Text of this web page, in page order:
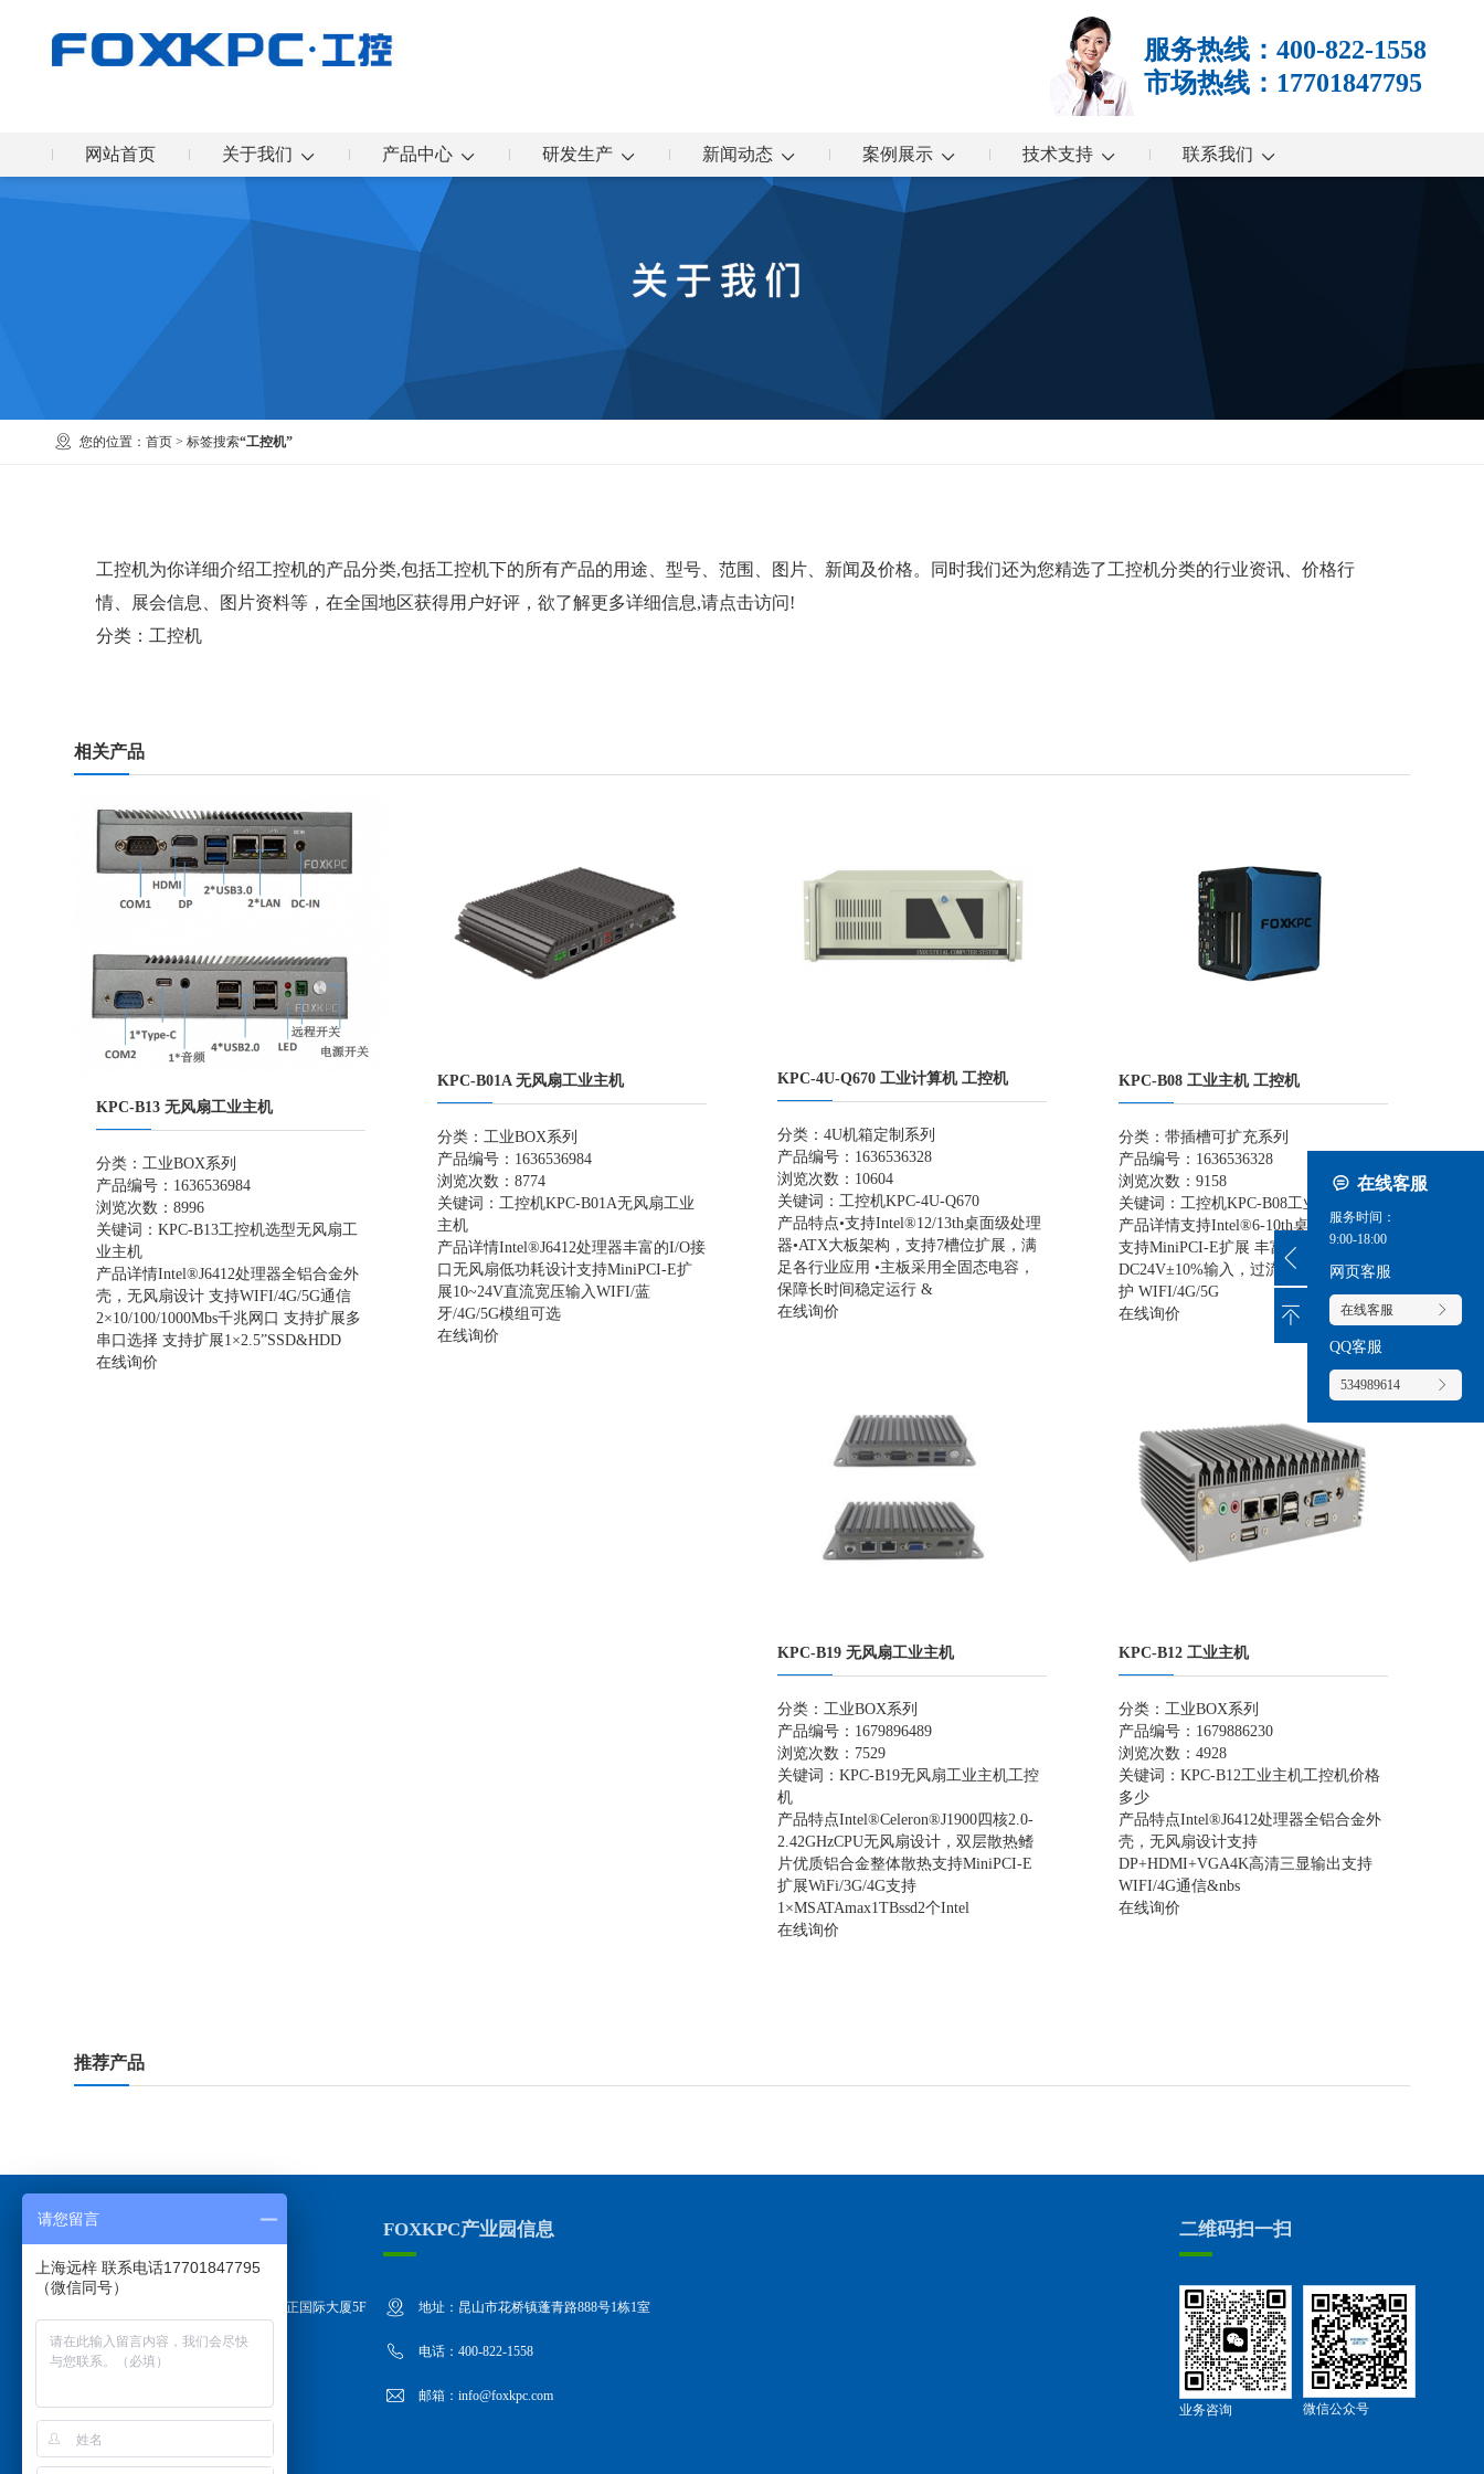
服务热线：400-822-1558
市场热线：17701847795
网站首页 关于我们 产品中心 研发生产 新闻动态 案例展示 技术支持 联系我们
您的位置： 首页 > 标签搜索“工控机”
工控机为你详细介绍工控机的产品分类,包括工控机下的所有产品的用途、型号、范围、图片、新闻及价格。同时我们还为您精选了工控机分类的行业资讯、价格行
情、展会信息、图片资料等，在全国地区获得用户好评，欲了解更多详细信息,请点击访问!
分类： 工控机
相关产品
KPC-B13 无风扇工业主机
分类： 工业BOX系列
产品编号：1636536984
浏览次数：8996
关键词：KPC-B13工控机选型无风扇工
业主机
产品详情Intel®J6412处理器全铝合金外
壳，无风扇设计 支持WIFI/4G/5G通信
2×10/100/1000Mbs千兆网口 支持扩展多
串口选择 支持扩展1×2.5”SSD&HDD
在线询价
KPC-B01A 无风扇工业主机
分类： 工业BOX系列
产品编号：1636536984
浏览次数：8774
关键词： 工控机KPC-B01A无风扇工业
主机
产品详情Intel®J6412处理器丰富的I/O接
口无风扇低功耗设计支持MiniPCI-E扩
展10~24V直流宽压输入WIFI/蓝
牙/4G/5G模组可选
在线询价
KPC-4U-Q670 工业计算机 工控机
分类：4U机箱定制系列
产品编号：1636536328
浏览次数：10604
关键词： 工控机KPC-4U-Q670
产品特点•支持Intel®12/13th桌面级处理
器•ATX大板架构，支持7槽位扩展，满
足各行业应用 •主板采用全固态电容，
保障长时间稳定运行 &
在线询价
KPC-B08 工业主机 工控机
分类： 带插槽可扩充系列
产品编号：1636536328
浏览次数：9158
关键词： 工控机KPC-B08工业主机
产品详情支持Intel®6-10th桌面级处理器
支持MiniPCI-E扩展 丰富的扩展接口
DC24V±10%输入，过流/过压/防反接保
护 WIFI/4G/5G
在线询价
KPC-B19 无风扇工业主机
分类：工业BOX系列
产品编号：1679896489
浏览次数：7529
关键词：KPC-B19无风扇工业主机工控
机
产品特点Intel®Celeron®J1900四核2.0-
2.42GHzCPU无风扇设计，双层散热鳍
片优质铝合金整体散热支持MiniPCI-E
扩展WiFi/3G/4G支持
1×MSATAmax1TBssd2个Intel
在线询价
KPC-B12 工业主机
分类： 工业BOX系列
产品编号：1679886230
浏览次数：4928
关键词： KPC-B12工业主机工控机价格
多少
产品特点Intel®J6412处理器全铝合金外
壳，无风扇设计支持
DP+HDMI+VGA4K高清三显输出支持
WIFI/4G通信&nbs
在线询价
推荐产品
上海远梓总部地址
地址：上海市嘉定区墨玉路28号嘉正国际大厦5F
电话：400-822-1558
FOXKPC产业园信息
地址：昆山市花桥镇蓬青路888号1栋1室
电话：400-822-1558
邮箱：info@foxkpc.com
二维码扫一扫
业务咨询 微信公众号
在线客服
服务时间：
9:00-18:00
网页客服
在线客服
QQ客服
534989614
请您留言
上海远梓 联系电话17701847795
（微信同号）